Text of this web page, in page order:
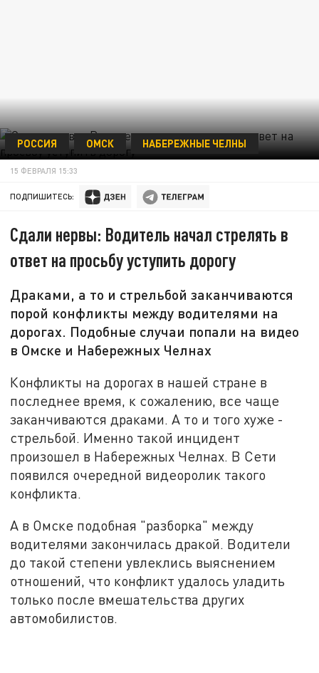
РОССИЯ ОМСК НАБЕРЕЖНЫЕ ЧЕЛНЫ
15 ФЕВРАЛЯ 15:33
ПОДПИШИТЕСЬ:
Сдали нервы: Водитель начал стрелять в
ответ на просьбу уступить дорогу
Драками, а то и стрельбой заканчиваются
порой конфликты между водителями на
дорогах. Подобные случаи попали на видео
в Омске и Набережных Челнах
Конфликты на дорогах в нашей стране в
последнее время, к сожалению, все чаще
заканчиваются драками. А то и того хуже -
стрельбой. Именно такой инцидент
произошел в Набережных Челнах. В Сети
появился очередной видеоролик такого
конфликта.
А в Омске подобная "разборка" между
водителями закончилась дракой. Водители
до такой степени увлеклись выяснением
отношений, что конфликт удалось уладить
только после вмешательства других
автомобилистов.